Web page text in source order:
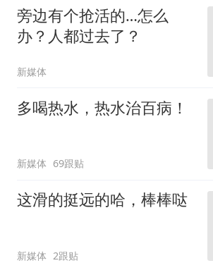
旁边有个抢活的…怎么
办？人都过去了？
新媒体
多喝热水，热水治百病！
新媒体 69跟贴
这滑的挺远的哈，棒棒哒
新媒体 2跟贴